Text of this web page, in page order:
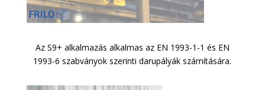
Az S9+ alkalmazás alkalmas az EN 1993-1-1 és EN
1993-6 szabványok szerinti darupályák számítására.